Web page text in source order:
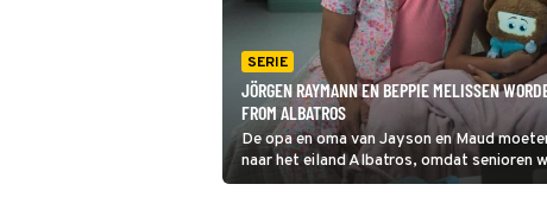
SERIE
JÖRGEN RAYMANN EN BEPPIE MELISSEN
FROM ALBATROS
De opa en oma van Jayson en Maud
naar het eiland Albatros, omdat senioren
het lijkt, bedenken de kinderen een